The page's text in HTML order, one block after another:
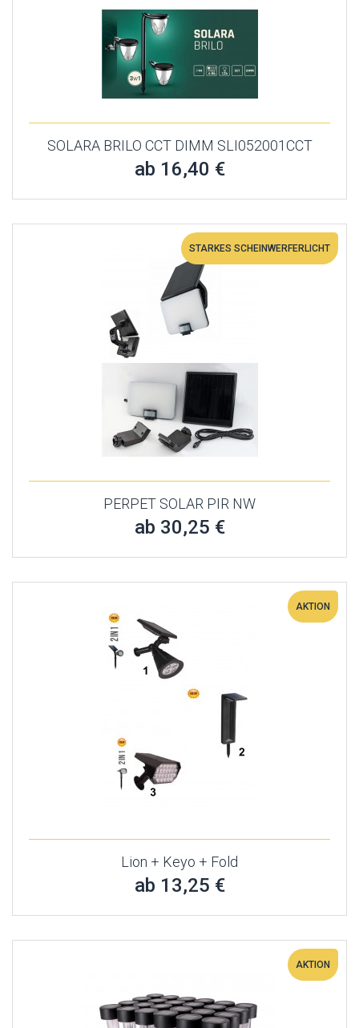
SOLARA BRILO CCT DIMM SLI052001CCT
ab 16,40 €
STARKES SCHEINWERFERLICHT
PERPET SOLAR PIR NW
ab 30,25 €
AKTION
Lion + Keyo + Fold
ab 13,25 €
AKTION